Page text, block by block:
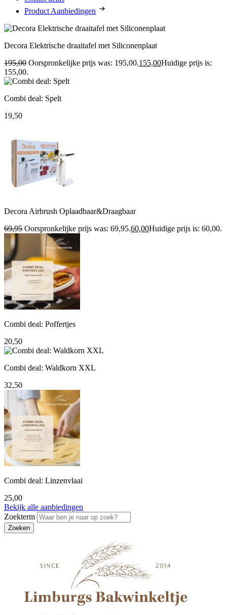
Product Aanbiedingen
Decora Elektrische draaitafel met Siliconenplaat
195,00 Oorspronkelijke prijs was: 195,00.155,00Huidige prijs is:
155,00.
Combi deal: Spelt
19,50
Decora Airbrush Oplaadbaar&Draagbaar
69,95 Oorspronkelijke prijs was: 69,95.60,00Huidige prijs is: 60,00.
Combi deal: Poffertjes
20,50
Combi deal: Waldkorn XXL
32,50
Combi deal: Linzenvlaai
25,00
Bekijk alle aanbiedingen
Zoekterm